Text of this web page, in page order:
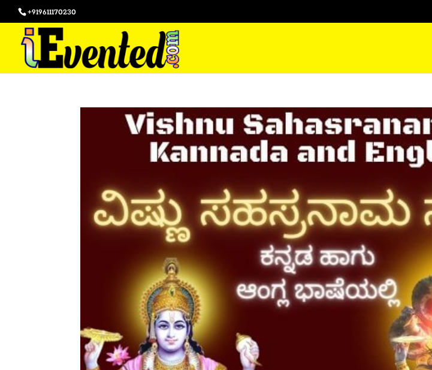
+919611170230